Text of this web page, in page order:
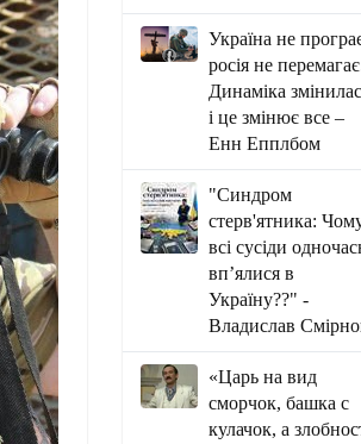
Україна не
росія не
Динаміка
і це змінює все –
Енн Епплбом
"Синдром
стерв'ятника:
всі сусіди
вп’ялися в
Україну??" -
Владислав
«Царь на вид
сморчок, башка с
кулачок, а